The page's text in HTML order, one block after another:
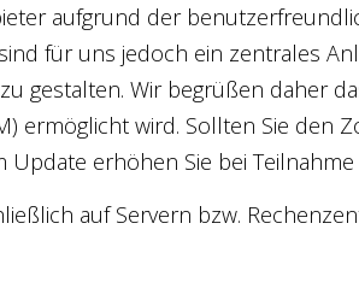
aufgrund der
für uns jedoch ein zentrales
gestalten. Wir begrüßen daher
ermöglicht wird. Sollten Sie
erhöhen Sie bei
auf Servern bzw.